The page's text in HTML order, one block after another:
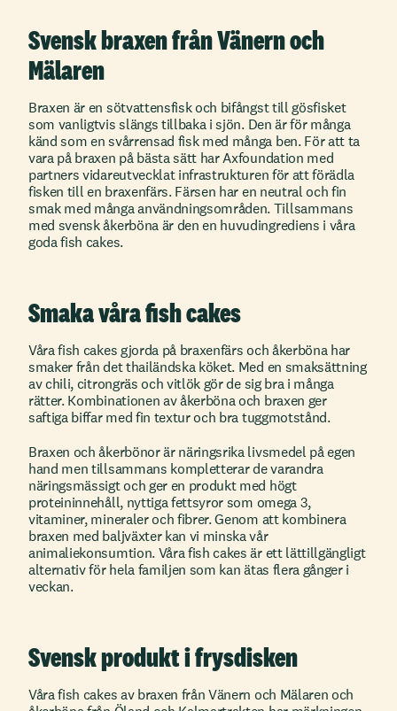
Svensk braxen från Vänern och
Mälaren
Braxen är en sötvattensfisk och bifångst till gösfisket
som vanligtvis slängs tillbaka i sjön. Den är för många
känd som en svårrensad fisk med många ben. För att ta
vara på braxen på bästa sätt har Axfoundation med
partners vidareutvecklat infrastrukturen för att förädla
fisken till en braxenfärs. Färsen har en neutral och fin
smak med många användningsområden. Tillsammans
med svensk åkerböna är den en huvudingrediens i våra
goda fish cakes.
Smaka våra fish cakes
Våra fish cakes gjorda på braxenfärs och åkerböna har
smaker från det thailändska köket. Med en smaksättning
av chili, citrongräs och vitlök gör de sig bra i många
rätter. Kombinationen av åkerböna och braxen ger
saftiga biffar med fin textur och bra tuggmotstånd.
Braxen och åkerbönor är näringsrika livsmedel på egen
hand men tillsammans kompletterar de varandra
näringsmässigt och ger en produkt med högt
proteininnehåll, nyttiga fettsyror som omega 3,
vitaminer, mineraler och fibrer. Genom att kombinera
braxen med baljväxter kan vi minska vår
animaliekonsumtion. Våra fish cakes är ett lättillgängligt
alternativ för hela familjen som kan ätas flera gånger i
veckan.
Svensk produkt i frysdisken
Våra fish cakes av braxen från Vänern och Mälaren och